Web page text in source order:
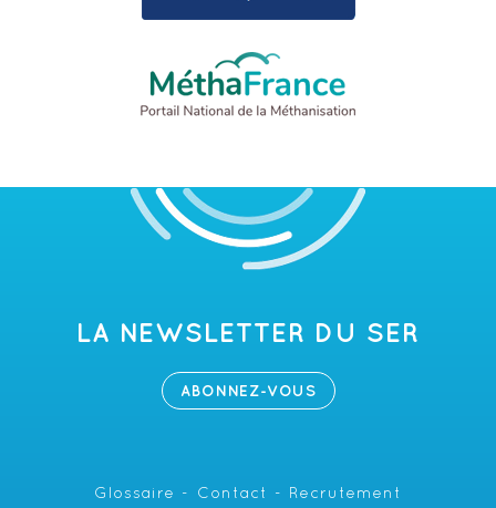
LA NEWSLETTER DU SER
ABONNEZ-VOUS
Glossaire Contact
Recrutement